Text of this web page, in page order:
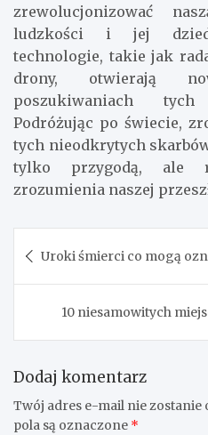
zrewolucjonizować
ludzkości i jej
technologie, takie jak
drony, otwierają
poszukiwaniach
Podróżując po świecie,
tych nieodkrytych
tylko przygodą, ale
zrozumienia naszej
wpisu
Uroki śmierci co mogą
10 niesamowitych
Dodaj komentarz
Twój adres e-mail nie zostanie
pola są oznaczone *